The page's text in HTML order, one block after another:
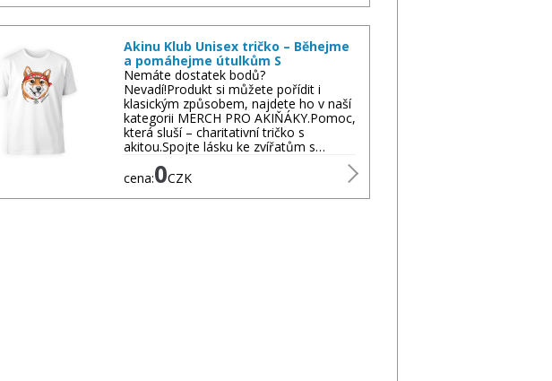
Akinu Klub Unisex tričko – Běhejme
a pomáhejme útulkům S
Nemáte dostatek bodů?
Nevadí!Produkt si můžete pořídit i
klasickým způsobem, najdete ho v naší
kategorii MERCH PRO AKIŇÁKY.Pomoc,
která sluší – charitativní tričko s
akitou.Spojte lásku ke zvířatům s…
cena:0CZK